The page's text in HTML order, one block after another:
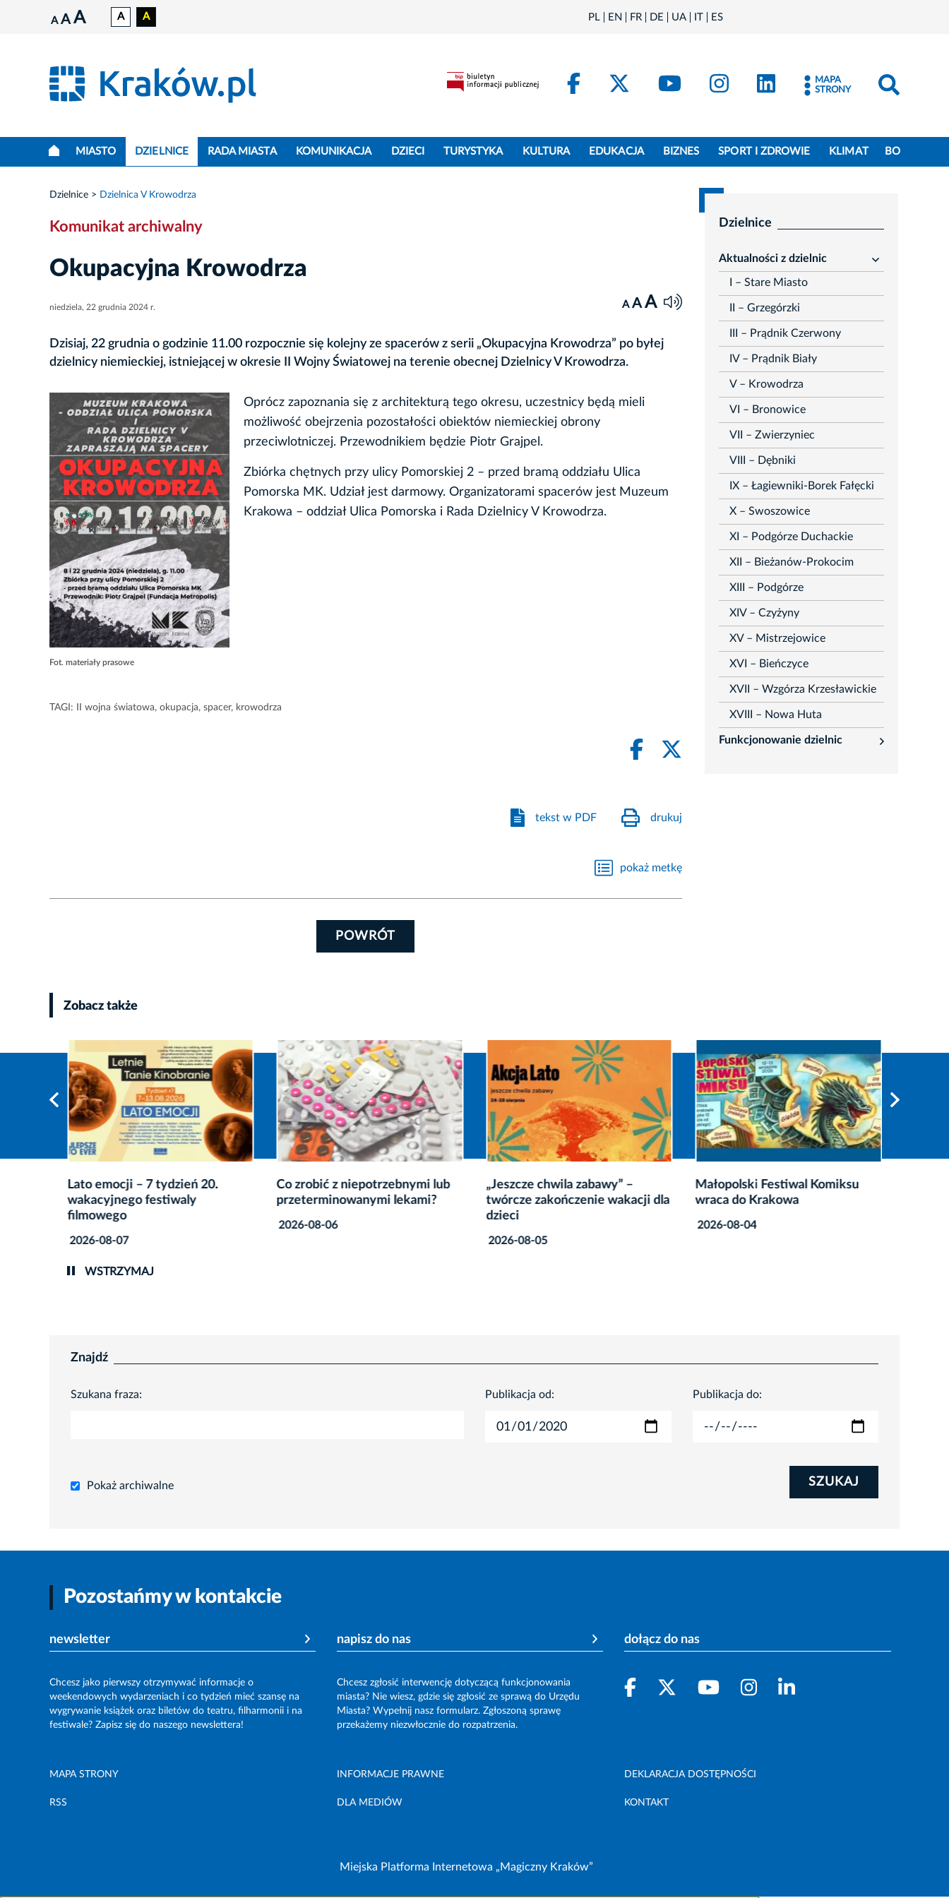
A A A A A PL EN FR DE UA IT ES
FacebookKraków - X
Kraków - YouTube
Kraków - Instagram
Kraków - LinkedIn
MAPA
STRONY
MIASTO DZIELNICE RADA MIASTA KOMUNIKACJA DZIECI TURYSTYKA KULTURA EDUKACJA BIZNES SPORT I ZDROWIE KLIMAT BO
Dzielnice Dzielnica V Krowodrza
Komunikat archiwalny
Okupacyjna Krowodrza
niedziela, 22 grudnia 2024 r. A A A
Dzisiaj, 22 grudnia o godzinie 11.00 rozpocznie się kolejny ze spacerów z serii „Okupacyjna Krowodrza” po byłej
dzielnicy niemieckiej, istniejącej w okresie II Wojny Światowej na terenie obecnej Dzielnicy V Krowodrza.
Fot. materiały prasowe
Oprócz zapoznania się z architekturą tego okresu, uczestnicy będą mieli
możliwość obejrzenia pozostałości obiektów niemieckiej obrony
przeciwlotniczej. Przewodnikiem będzie Piotr Grajpel.
Zbiórka chętnych przy ulicy Pomorskiej 2 – przed bramą oddziału Ulica
Pomorska MK. Udział jest darmowy. Organizatorami spacerów jest Muzeum
Krakowa – oddział Ulica Pomorska i Rada Dzielnicy V Krowodrza.
TAGI: II wojna światowa, okupacja, spacer, krowodrza
tekst w PDF drukuj
pokaż metkę
POWRÓT
Dzielnice
Aktualności z dzielnic
rozwiń
I – Stare Miasto
II – Grzegórzki
III – Prądnik Czerwony
IV – Prądnik Biały
V – Krowodrza
VI – Bronowice
VII – Zwierzyniec
VIII – Dębniki
IX – Łagiewniki-Borek Fałęcki
X – Swoszowice
XI – Podgórze Duchackie
XII – Bieżanów-Prokocim
XIII – Podgórze
XIV – Czyżyny
XV – Mistrzejowice
XVI – Bieńczyce
XVII – Wzgórza Krzesławickie
XVIII – Nowa Huta
Funkcjonowanie dzielnic
rozwiń
Zobacz także
Lato emocji – 7 tydzień 20.
wakacyjnego festiwaly
filmowego
2026-08-07
Co zrobić z niepotrzebnymi lub
przeterminowanymi lekami?
2026-08-06
„Jeszcze chwila zabawy” –
twórcze zakończenie wakacji dla
dzieci
2026-08-05
Małopolski Festiwal Komiksu
wraca do Krakowa
2026-08-04
WSTRZYMAJ
Znajdź
Szukana fraza: Publikacja od: Publikacja do:
Pokaż archiwalne SZUKAJ
Pozostańmy w kontakcie
newsletter
Chcesz jako pierwszy otrzymywać informacje o
weekendowych wydarzeniach i co tydzień mieć szansę na
wygrywanie książek oraz biletów do teatru, filharmonii i na
festiwale? Zapisz się do naszego newslettera!
napisz do nas
Chcesz zgłosić interwencję dotyczącą funkcjonowania
miasta? Nie wiesz, gdzie się zgłosić ze sprawą do Urzędu
Miasta? Wypełnij nasz formularz. Zgłoszoną sprawę
przekażemy niezwłocznie do rozpatrzenia.
dołącz do nas
MAPA STRONY INFORMACJE PRAWNE DEKLARACJA DOSTĘPNOŚCI
RSS DLA MEDIÓW KONTAKT
Miejska Platforma Internetowa „Magiczny Kraków”